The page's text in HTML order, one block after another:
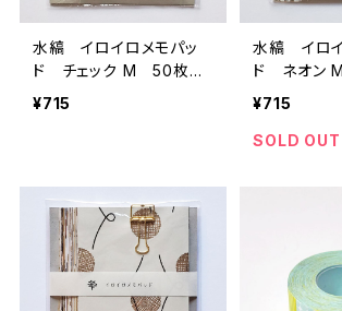
水縞 イロイロメモパッ
ド チェック M 50枚ア
ソート
¥715
水縞 イロイ
ド ネオン
ート
¥715
SOLD OUT